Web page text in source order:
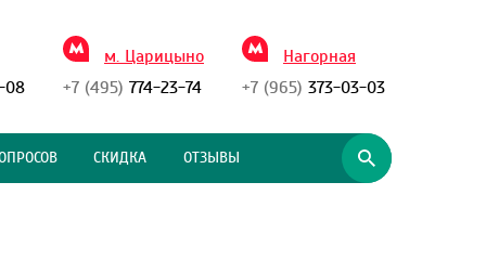
08
м. Царицыно
+7 (495) 774-23-74
Нагорная
+7 (965) 373-03-03
СКИДКА ОТЗЫВЫ